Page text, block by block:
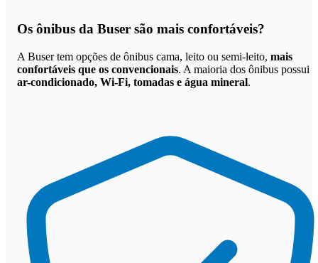
Os ônibus da Buser são mais confortáveis?
A Buser tem opções de ônibus cama, leito ou semi-leito, mais
confortáveis que os convencionais. A maioria dos ônibus possui
ar-condicionado, Wi-Fi, tomadas e água mineral.